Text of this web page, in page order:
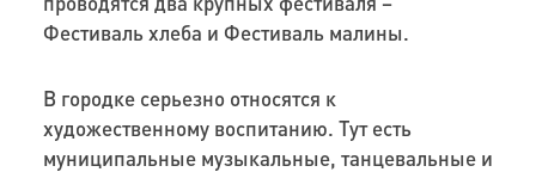
Фестиваль хлеба и Фестиваль малины.
В городке серьезно относятся к
художественному воспитанию. Тут есть
муниципальные музыкальные, танцевальные и